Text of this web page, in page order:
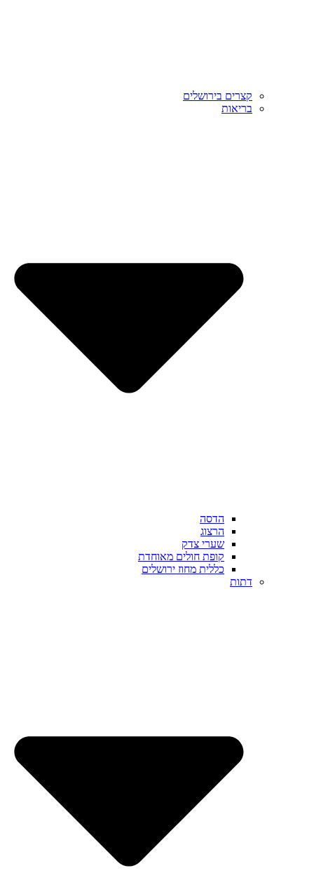
קצרים בירושלים
בריאות
הדסה
הרצוג
שערי צדק
קופת חולים מאוחדת
כללית מחוז ירושלים
דתות